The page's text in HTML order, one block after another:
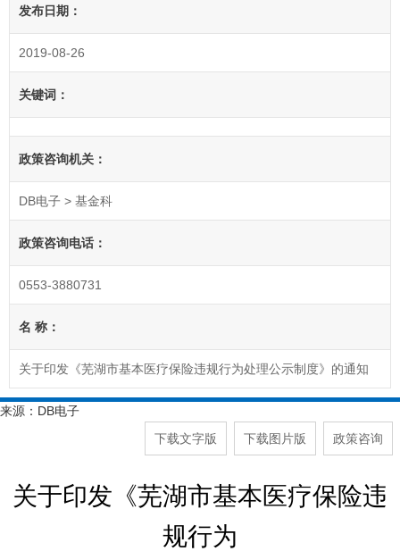
发布日期：
2019-08-26
关键词：
政策咨询机关：
DB电子 > 基金科
政策咨询电话：
0553-3880731
名 称：
关于印发《芜湖市基本医疗保险违规行为处理公示制度》的通知
来源：DB电子
下载文字版
下载图片版 政策咨询
关于印发《芜湖市基本医疗保险违
规行为